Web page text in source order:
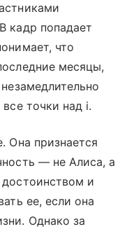
кадр попадает
что
месяцы,
точки над i.
Она признается
— не Алиса, а
и
ее, если она
Однако за